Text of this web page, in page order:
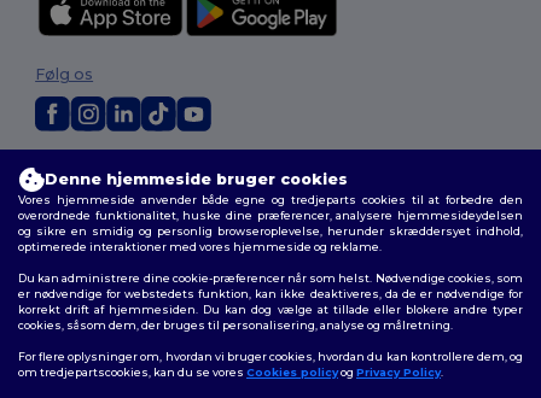
Vilkår og Betingelser|Tilpasset politik | Fortrolighedspolitik
cookies|Sitemap
Følg os
Denne hjemmeside bruger cookies
Vores hjemmeside anvender både egne og tredjeparts cookies til at forbedre den
overordnede funktionalitet, huske dine præferencer, analysere hjemmesideydelsen
og sikre en smidig og personlig browseroplevelse, herunder skræddersyet indhold,
optimerede interaktioner med vores hjemmeside og reklame.
Du kan administrere dine cookie-præferencer når som helst. Nødvendige cookies, som
er nødvendige for webstedets funktion, kan ikke deaktiveres, da de er nødvendige for
korrekt drift af hjemmesiden. Du kan dog vælge at tillade eller blokere andre typer
cookies, såsom dem, der bruges til personalisering, analyse og målretning.
For flere oplysninger om, hvordan vi bruger cookies, hvordan du kan kontrollere dem, og
om tredjepartscookies, kan du se vores Cookies policyog Privacy Policy.